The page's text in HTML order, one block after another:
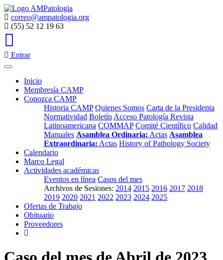
correo@ampatologia.org
(55) 52 12 19 63
Entrar
Inicio
Membresía CAMP
Conozca CAMP
Historia CAMP Quienes Somos Carta de la Presidenta
Normatividad Boletín Acceso Patología Revista
Latinoamericana COMMAP Comité Científico Calidad
Manuales Asamblea Ordinaria: Actas Asamblea
Extraordinaria: Actas History of Pathology Society
Calendario
Marco Legal
Actividades académicas
Eventos en línea Casos del mes
Archivos de Sesiones: 2014 2015 2016 2017 2018
2019 2020 2021 2022 2023 2024 2025
Ofertas de Trabajo
Obituario
Proveedores